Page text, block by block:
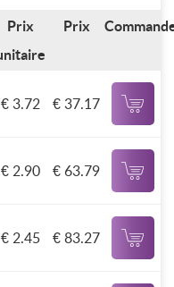
Prix
Prix
€ 3.72 € 37.17
€ 2.90 € 63.79
€ 2.45 € 83.27